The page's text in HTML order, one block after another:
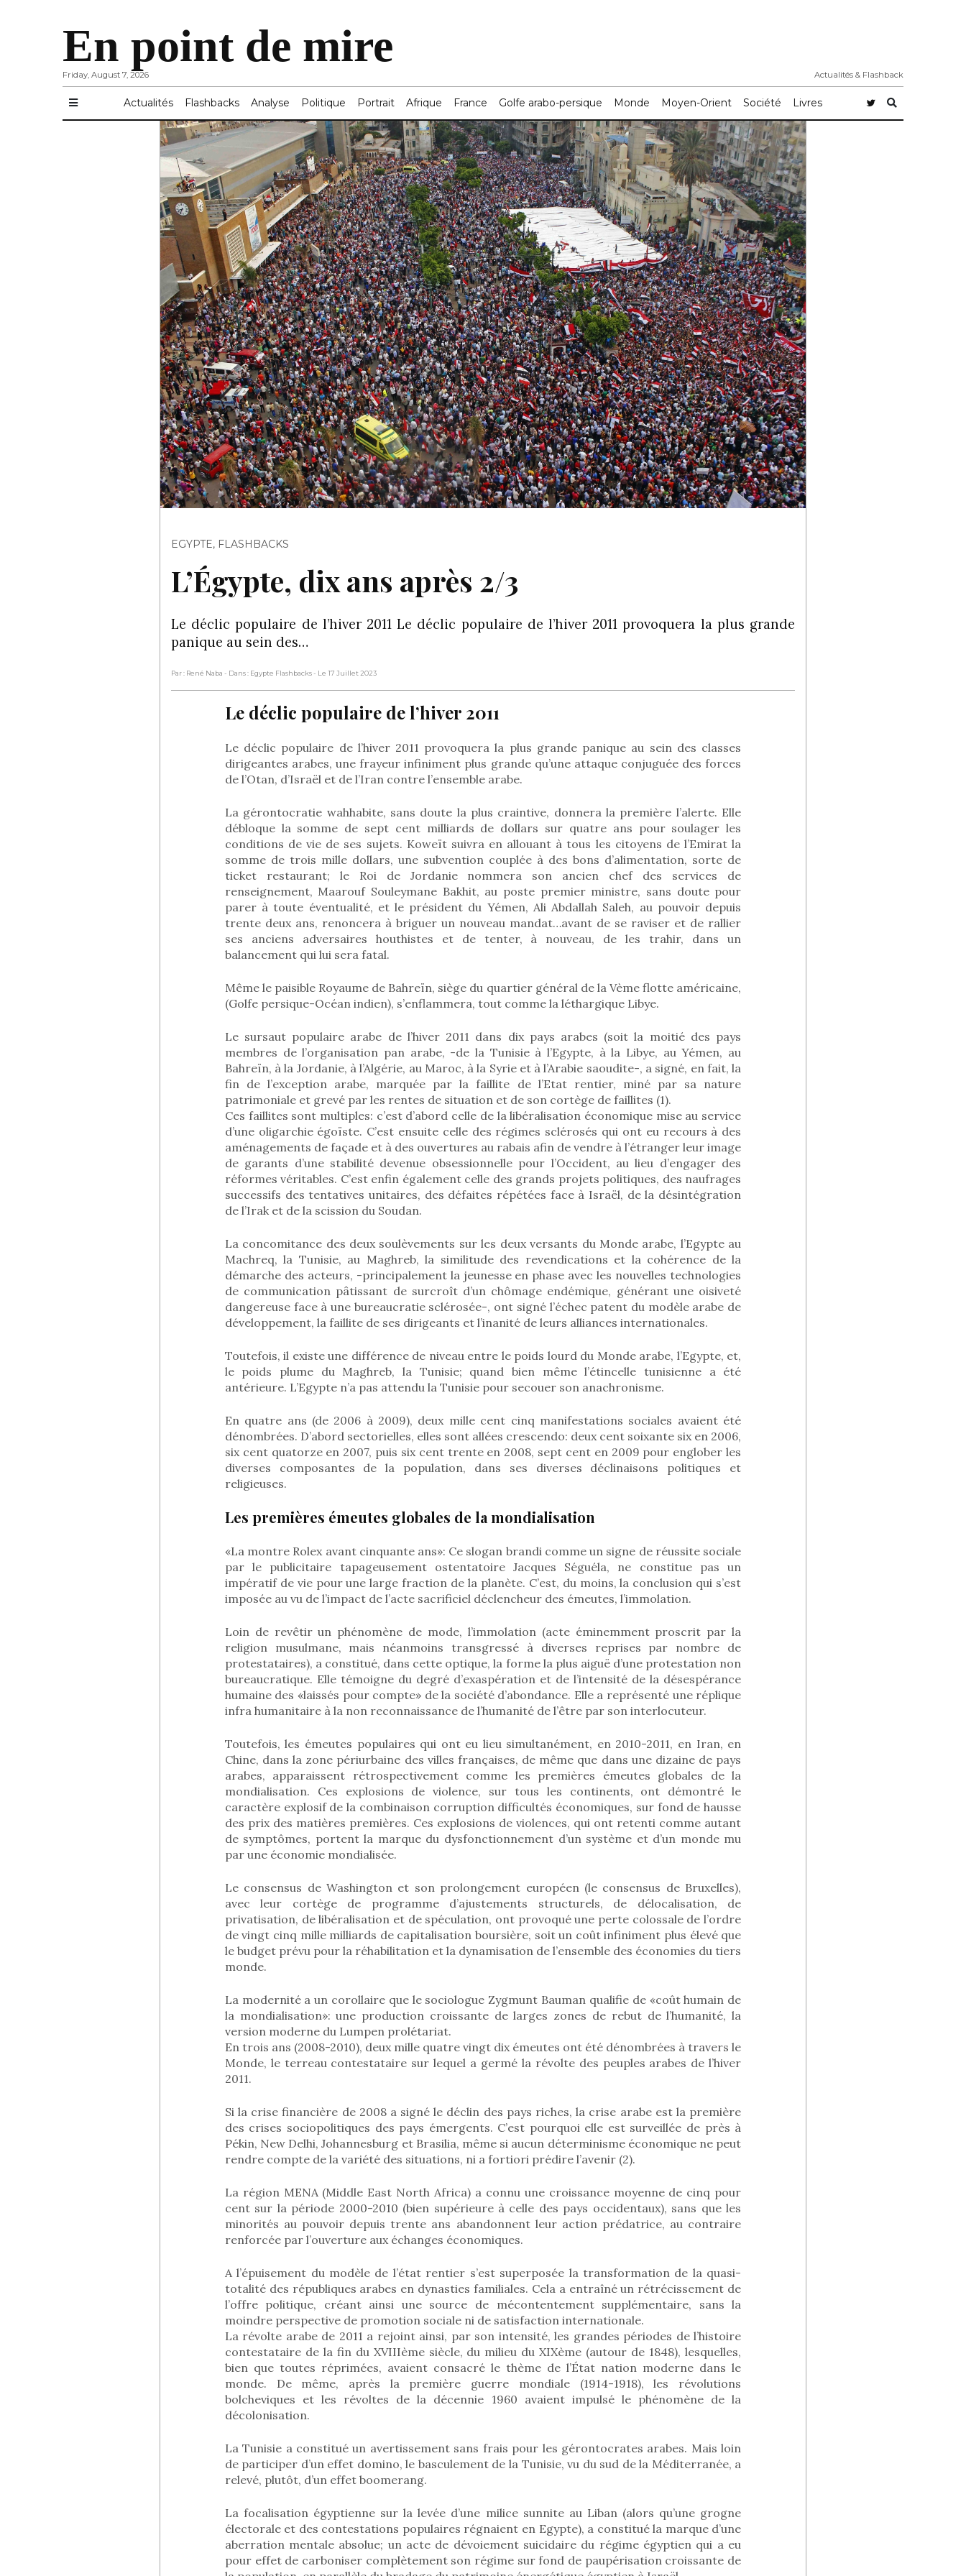
Friday, August 7, 2026
En point de mire
Actualités & Flashback
Actualités Flashbacks Analyse Politique Portrait Afrique France Golfe arabo-persique Monde Moyen-Orient Société Livres
EGYPTE, FLASHBACKS
L’Égypte, dix ans après 2/3
Le déclic populaire de l’hiver 2011 Le déclic populaire de l’hiver 2011 provoquera la plus grande
panique au sein des…
Par : René Naba - Dans : Egypte Flashbacks- Le 17 Juillet 2023
Le déclic populaire de l’hiver 2011
Le déclic populaire de l’hiver 2011 provoquera la plus grande panique au sein des classes
dirigeantes arabes, une frayeur infiniment plus grande qu’une attaque conjuguée des forces
de l’Otan, d’Israël et de l’Iran contre l’ensemble arabe.
La gérontocratie wahhabite, sans doute la plus craintive, donnera la première l’alerte. Elle
débloque la somme de sept cent milliards de dollars sur quatre ans pour soulager les
conditions de vie de ses sujets. Koweït suivra en allouant à tous les citoyens de l’Emirat la
somme de trois mille dollars, une subvention couplée à des bons d’alimentation, sorte de
ticket restaurant; le Roi de Jordanie nommera son ancien chef des services de
renseignement, Maarouf Souleymane Bakhit, au poste premier ministre, sans doute pour
parer à toute éventualité, et le président du Yémen, Ali Abdallah Saleh, au pouvoir depuis
trente deux ans, renoncera à briguer un nouveau mandat…avant de se raviser et de rallier
ses anciens adversaires houthistes et de tenter, à nouveau, de les trahir, dans un
balancement qui lui sera fatal.
Même le paisible Royaume de Bahreïn, siège du quartier général de la Vème flotte américaine,
(Golfe persique-Océan indien), s’enflammera, tout comme la léthargique Libye.
Le sursaut populaire arabe de l’hiver 2011 dans dix pays arabes (soit la moitié des pays
membres de l’organisation pan arabe, -de la Tunisie à l’Egypte, à la Libye, au Yémen, au
Bahreïn, à la Jordanie, à l’Algérie, au Maroc, à la Syrie et à l’Arabie saoudite-, a signé, en fait, la
fin de l’exception arabe, marquée par la faillite de l’Etat rentier, miné par sa nature
patrimoniale et grevé par les rentes de situation et de son cortège de faillites (1).
Ces faillites sont multiples: c’est d’abord celle de la libéralisation économique mise au service
d’une oligarchie égoïste. C’est ensuite celle des régimes sclérosés qui ont eu recours à des
aménagements de façade et à des ouvertures au rabais afin de vendre à l’étranger leur image
de garants d’une stabilité devenue obsessionnelle pour l’Occident, au lieu d’engager des
réformes véritables. C’est enfin également celle des grands projets politiques, des naufrages
successifs des tentatives unitaires, des défaites répétées face à Israël, de la désintégration
de l’Irak et de la scission du Soudan.
La concomitance des deux soulèvements sur les deux versants du Monde arabe, l’Egypte au
Machreq, la Tunisie, au Maghreb, la similitude des revendications et la cohérence de la
démarche des acteurs, -principalement la jeunesse en phase avec les nouvelles technologies
de communication pâtissant de surcroît d’un chômage endémique, générant une oisiveté
dangereuse face à une bureaucratie sclérosée-, ont signé l’échec patent du modèle arabe de
développement, la faillite de ses dirigeants et l’inanité de leurs alliances internationales.
Toutefois, il existe une différence de niveau entre le poids lourd du Monde arabe, l’Egypte, et,
le poids plume du Maghreb, la Tunisie; quand bien même l’étincelle tunisienne a été
antérieure. L’Egypte n’a pas attendu la Tunisie pour secouer son anachronisme.
En quatre ans (de 2006 à 2009), deux mille cent cinq manifestations sociales avaient été
dénombrées. D’abord sectorielles, elles sont allées crescendo: deux cent soixante six en 2006,
six cent quatorze en 2007, puis six cent trente en 2008, sept cent en 2009 pour englober les
diverses composantes de la population, dans ses diverses déclinaisons politiques et
religieuses.
Les premières émeutes globales de la mondialisation
«La montre Rolex avant cinquante ans»: Ce slogan brandi comme un signe de réussite sociale
par le publicitaire tapageusement ostentatoire Jacques Séguéla, ne constitue pas un
impératif de vie pour une large fraction de la planète. C’est, du moins, la conclusion qui s’est
imposée au vu de l’impact de l’acte sacrificiel déclencheur des émeutes, l’immolation.
Loin de revêtir un phénomène de mode, l’immolation (acte éminemment proscrit par la
religion musulmane, mais néanmoins transgressé à diverses reprises par nombre de
protestataires), a constitué, dans cette optique, la forme la plus aiguë d’une protestation non
bureaucratique. Elle témoigne du degré d’exaspération et de l’intensité de la désespérance
humaine des «laissés pour compte» de la société d’abondance. Elle a représenté une réplique
infra humanitaire à la non reconnaissance de l’humanité de l’être par son interlocuteur.
Toutefois, les émeutes populaires qui ont eu lieu simultanément, en 2010-2011, en Iran, en
Chine, dans la zone périurbaine des villes françaises, de même que dans une dizaine de pays
arabes, apparaissent rétrospectivement comme les premières émeutes globales de la
mondialisation. Ces explosions de violence, sur tous les continents, ont démontré le
caractère explosif de la combinaison corruption difficultés économiques, sur fond de hausse
des prix des matières premières. Ces explosions de violences, qui ont retenti comme autant
de symptômes, portent la marque du dysfonctionnement d’un système et d’un monde mu
par une économie mondialisée.
Le consensus de Washington et son prolongement européen (le consensus de Bruxelles),
avec leur cortège de programme d’ajustements structurels, de délocalisation, de
privatisation, de libéralisation et de spéculation, ont provoqué une perte colossale de l’ordre
de vingt cinq mille milliards de capitalisation boursière, soit un coût infiniment plus élevé que
le budget prévu pour la réhabilitation et la dynamisation de l’ensemble des économies du tiers
monde.
La modernité a un corollaire que le sociologue Zygmunt Bauman qualifie de «coût humain de
la mondialisation»: une production croissante de larges zones de rebut de l’humanité, la
version moderne du Lumpen prolétariat.
En trois ans (2008-2010), deux mille quatre vingt dix émeutes ont été dénombrées à travers le
Monde, le terreau contestataire sur lequel a germé la révolte des peuples arabes de l’hiver
2011.
Si la crise financière de 2008 a signé le déclin des pays riches, la crise arabe est la première
des crises sociopolitiques des pays émergents. C’est pourquoi elle est surveillée de près à
Pékin, New Delhi, Johannesburg et Brasilia, même si aucun déterminisme économique ne peut
rendre compte de la variété des situations, ni a fortiori prédire l’avenir (2).
La région MENA (Middle East North Africa) a connu une croissance moyenne de cinq pour
cent sur la période 2000-2010 (bien supérieure à celle des pays occidentaux), sans que les
minorités au pouvoir depuis trente ans abandonnent leur action prédatrice, au contraire
renforcée par l’ouverture aux échanges économiques.
A l’épuisement du modèle de l’état rentier s’est superposée la transformation de la quasi-
totalité des républiques arabes en dynasties familiales. Cela a entraîné un rétrécissement de
l’offre politique, créant ainsi une source de mécontentement supplémentaire, sans la
moindre perspective de promotion sociale ni de satisfaction internationale.
La révolte arabe de 2011 a rejoint ainsi, par son intensité, les grandes périodes de l’histoire
contestataire de la fin du XVIIIème siècle, du milieu du XIXème (autour de 1848), lesquelles,
bien que toutes réprimées, avaient consacré le thème de l’État nation moderne dans le
monde. De même, après la première guerre mondiale (1914-1918), les révolutions
bolcheviques et les révoltes de la décennie 1960 avaient impulsé le phénomène de la
décolonisation.
La Tunisie a constitué un avertissement sans frais pour les gérontocrates arabes. Mais loin
de participer d’un effet domino, le basculement de la Tunisie, vu du sud de la Méditerranée, a
relevé, plutôt, d’un effet boomerang.
La focalisation égyptienne sur la levée d’une milice sunnite au Liban (alors qu’une grogne
électorale et des contestations populaires régnaient en Egypte), a constitué la marque d’une
aberration mentale absolue; un acte de dévoiement suicidaire du régime égyptien qui a eu
pour effet de carboniser complètement son régime sur fond de paupérisation croissante de